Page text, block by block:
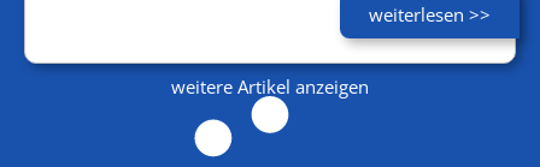
weiterlesen >>
weitere Artikel anzeigen